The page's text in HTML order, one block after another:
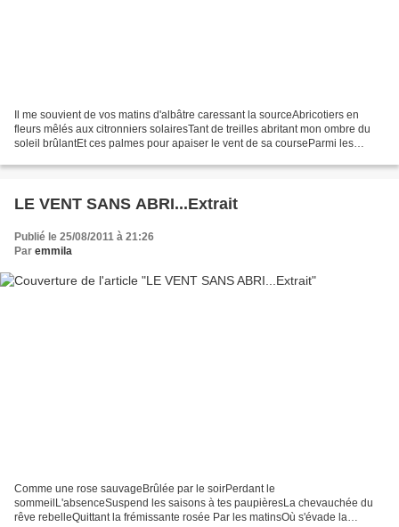
Il me souvient de vos matins d'albâtre caressant la sourceAbricotiers en
fleurs mêlés aux citronniers solairesTant de treilles abritant mon ombre du
soleil brûlantEt ces palmes pour apaiser le vent de sa courseParmi les
LE VENT SANS ABRI...Extrait
Publié le 25/08/2011 à 21:26
Par emmila
Comme une rose sauvageBrûlée par le soirPerdant le
sommeilL'absenceSuspend les saisons à tes paupièresLa chevauchée du
rêve rebelleQuittant la frémissante rosée Par les matinsOù s'évade la